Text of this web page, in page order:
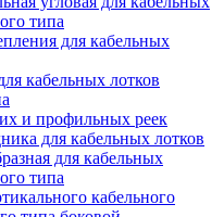
типа
для кабельных
кабельных лотков
и профильных реек
для кабельных лотков
для кабельных
типа
кабельного